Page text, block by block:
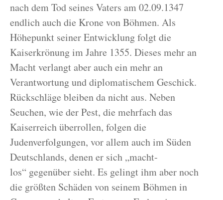
nach dem Tod seines Vaters am 02.09.1347
endlich auch die Krone von Böhmen. Als
Höhepunkt seiner Entwicklung folgt die
Kaiserkrönung im Jahre 1355. Dieses mehr an
Macht verlangt aber auch ein mehr an
Verantwortung und diplomatischem Geschick.
Rückschläge bleiben da nicht aus. Neben
Seuchen, wie der Pest, die mehrfach das
Kaiserreich überrollen, folgen die
Judenverfolgungen, vor allem auch im Süden
Deutschlands, denen er sich „macht-
los“ gegenüber sieht. Es gelingt ihm aber noch
die größten Schäden von seinem Böhmen in